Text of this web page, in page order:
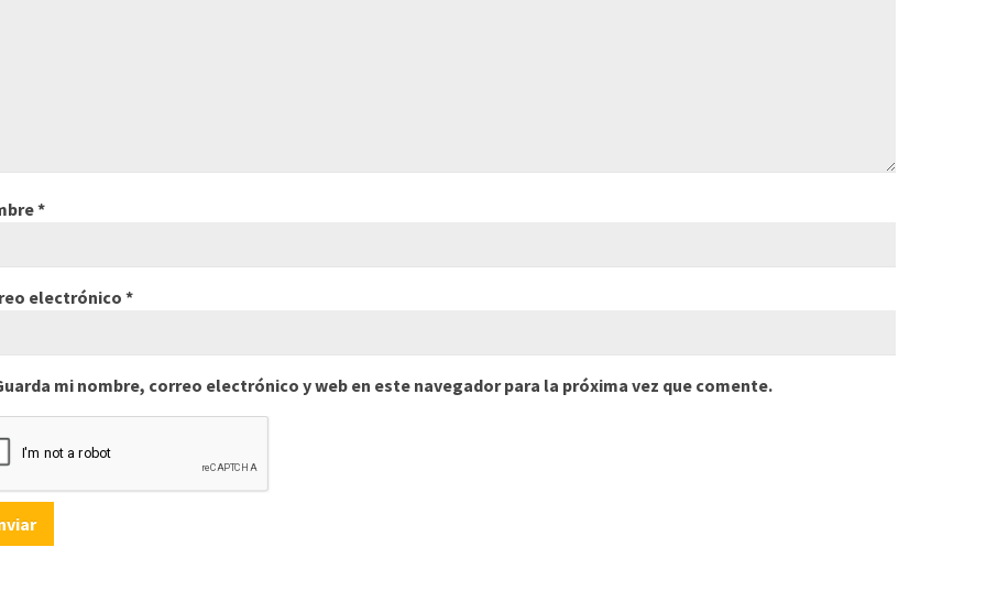
*
electrónico *
mi nombre, correo electrónico y web en este navegador para la próxima vez que comente.